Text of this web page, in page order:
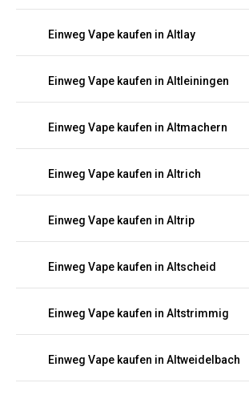
Einweg Vape kaufen in Altlay
Einweg Vape kaufen in Altleiningen
Einweg Vape kaufen in Altmachern
Einweg Vape kaufen in Altrich
Einweg Vape kaufen in Altrip
Einweg Vape kaufen in Altscheid
Einweg Vape kaufen in Altstrimmig
Einweg Vape kaufen in Altweidelbach